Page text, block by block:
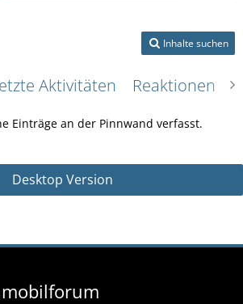
Inhalte suchen
Aktivitäten Reaktionen
Einträge an der Pinnwand verfasst.
Desktop Version